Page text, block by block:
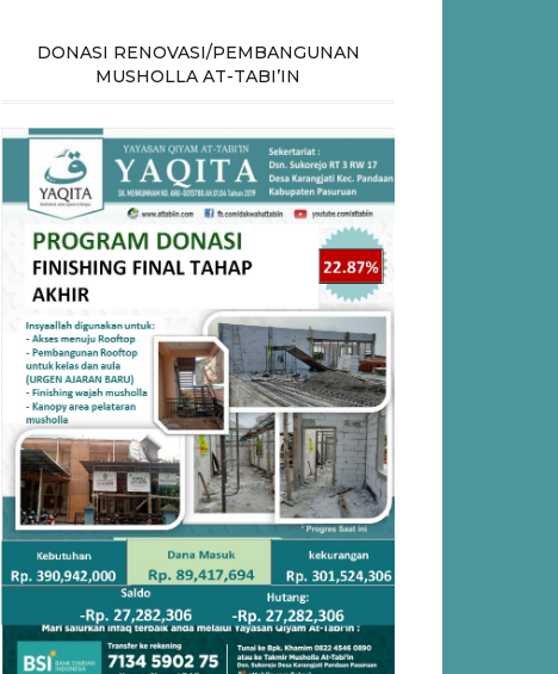
DONASI RENOVASI/PEMBANGUNAN
MUSHOLLA AT-TABI’IN